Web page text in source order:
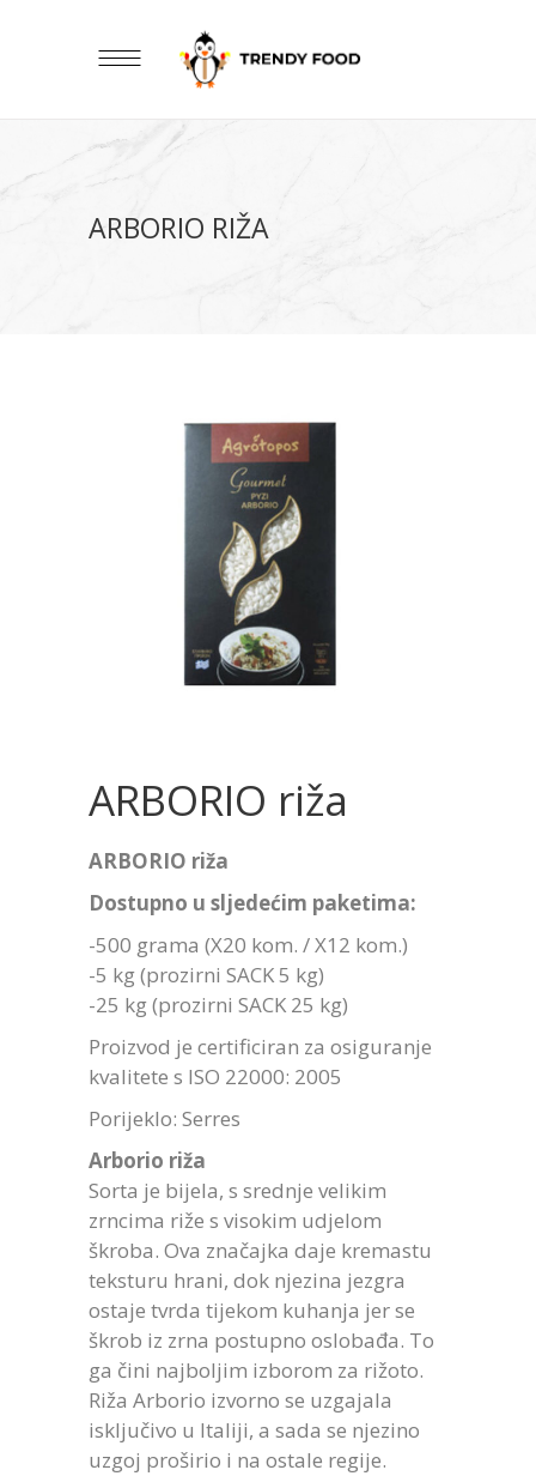
ARBORIO RIŽA
ARBORIO riža
ARBORIO riža
Dostupno u sljedećim paketima:
-500 grama (X20 kom. / X12 kom.)
-5 kg (prozirni SACK 5 kg)
-25 kg (prozirni SACK 25 kg)
Proizvod je certificiran za osiguranje
kvalitete s ISO 22000: 2005
Porijeklo: Serres
Arborio riža
Sorta je bijela, s srednje velikim
zrncima riže s visokim udjelom
škroba. Ova značajka daje kremastu
teksturu hrani, dok njezina jezgra
ostaje tvrda tijekom kuhanja jer se
škrob iz zrna postupno oslobađa. To
ga čini najboljim izborom za rižoto.
Riža Arborio izvorno se uzgajala
isključivo u Italiji, a sada se njezino
uzgoj proširio i na ostale regije.